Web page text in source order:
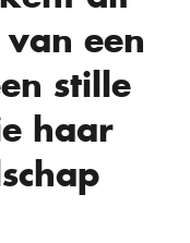
een
stille
haar